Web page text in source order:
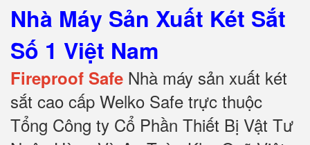
Nhà Máy Sản Xuất Két Sắt
Số 1 Việt Nam
Fireproof Safe Nhà máy sản xuất két
sắt cao cấp Welko Safe trực thuộc
Tổng Công ty Cổ Phần Thiết Bị Vật Tư